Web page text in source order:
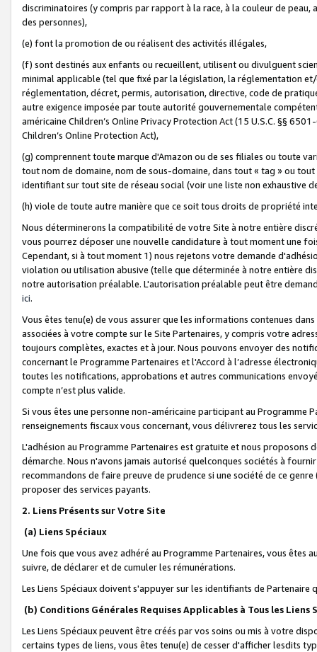
discriminatoires (y compris par rapport à la race, à la couleur de
des personnes),
(e) font la promotion de ou réalisent des activités illégales,
(f) sont destinés aux enfants ou recueillent, utilisent ou divulguent
minimal applicable (tel que fixé par la législation, la réglementation
réglementation, décret, permis, autorisation, directive, code de
autre exigence imposée par toute autorité gouvernementale
américaine Children’s Online Privacy Protection Act (15 U.S.C. §§
Children’s Online Protection Act),
(g) comprennent toute marque d'Amazon ou de ses filiales ou toute
tout nom de domaine, nom de sous-domaine, dans tout « tag » ou
identifiant sur tout site de réseau social (voir une liste non exhaustive
(h) viole de toute autre manière que ce soit tous droits de propriété
Nous déterminerons la compatibilité de votre Site à notre entière
vous pourrez déposer une nouvelle candidature à tout moment une
Cependant, si à tout moment 1) nous rejetons votre demande
violation ou utilisation abusive (telle que déterminée à notre entière
notre autorisation préalable. L'autorisation préalable peut être
ici.
Vous êtes tenu(e) de vous assurer que les informations contenues
associées à votre compte sur le Site Partenaires, y compris votre
toujours complètes, exactes et à jour. Nous pouvons envoyer des
concernant le Programme Partenaires et l'Accord à l’adresse
toutes les notifications, approbations et autres communications
compte n’est plus valide.
Si vous êtes une personne non-américaine participant au
renseignements fiscaux vous concernant, vous délivrerez tous les
L'adhésion au Programme Partenaires est gratuite et nous proposons
démarche. Nous n'avons jamais autorisé quelconques sociétés à
recommandons de faire preuve de prudence si une société de ce
proposer des services payants.
2. Liens Présents sur Votre Site
(a) Liens Spéciaux
Une fois que vous avez adhéré au Programme Partenaires, vous êtes
suivre, de déclarer et de cumuler les rémunérations.
Les Liens Spéciaux doivent s'appuyer sur les identifiants de Partenaire
(b) Conditions Générales Requises Applicables à Tous les Liens
Les Liens Spéciaux peuvent être créés par vos soins ou mis à votre
certains types de liens, vous êtes tenu(e) de cesser d'afficher lesdits